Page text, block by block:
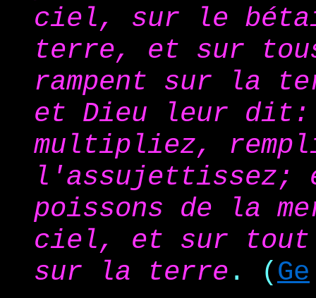
ciel, sur le
terre, et sur
rampent sur la
et Dieu leur dit:
multipliez,
l'assujettissez;
poissons de la
ciel, et sur tout
sur la terre . ( Ge